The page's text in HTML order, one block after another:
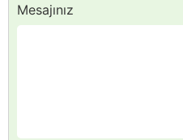
Mesajınız